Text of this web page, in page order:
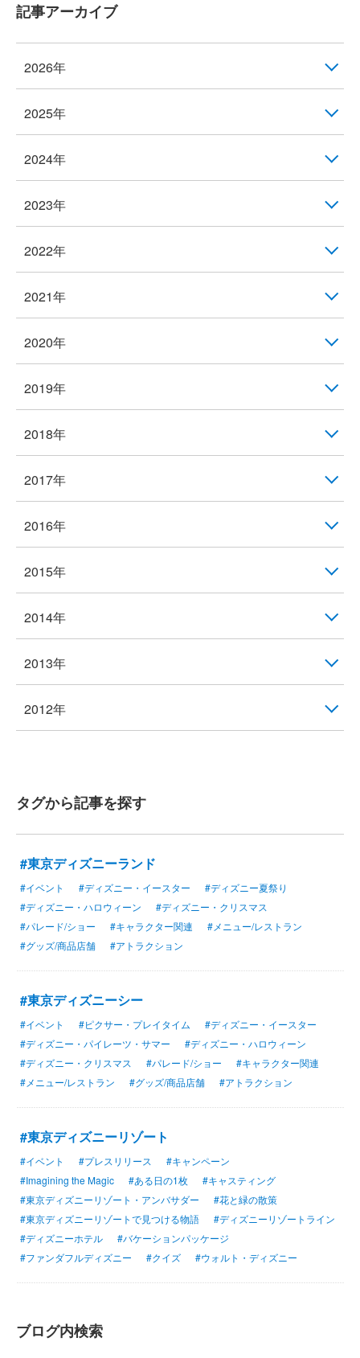
記事アーカイブ
2026年
2025年
2024年
2023年
2022年
2021年
2020年
2019年
2018年
2017年
2016年
2015年
2014年
2013年
2012年
タグから記事を探す
#東京ディズニーランド
#イベント #ディズニー・イースター
#ディズニー夏祭り
#ディズニー・ハロウィーン
#ディズニー・クリスマス
#パレード/ショー
#キャラクター関連
#メニュー/レストラン
#グッズ/商品店舗
#アトラクション
#東京ディズニーシー
#イベント #ピクサー・プレイタイム
#ディズニー・イースター
#ディズニー・パイレーツ・サマー
#ディズニー・ハロウィーン
#ディズニー・クリスマス
#パレード/ショー
#キャラクター関連
#メニュー/レストラン
#グッズ/商品店舗 #アトラクション
#東京ディズニーリゾート
#イベント #プレスリリース
#キャンペーン
#Imagining the Magic
#ある日の1枚
#キャスティング
#東京ディズニーリゾート・アンバサダー
#花と緑の散策
#東京ディズニーリゾートで見つける物語
#ディズニーリゾートライン
#ディズニーホテル
#バケーションパッケージ
#ファンダフルディズニー
#クイズ #ウォルト・ディズニー
ブログ内検索